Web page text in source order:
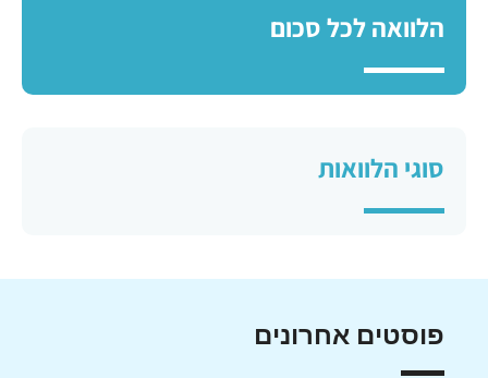
הלוואה לכל סכום
סוגי הלוואות
פוסטים אחרונים